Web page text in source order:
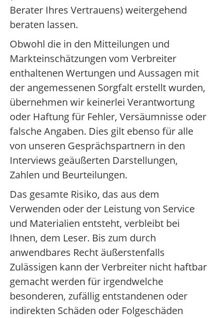
Berater Ihres Vertrauens) weitergehend
beraten lassen.
Obwohl die in den Mitteilungen und
Markteinschätzungen vom Verbreiter
enthaltenen Wertungen und Aussagen mit
der angemessenen Sorgfalt erstellt wurden,
übernehmen wir keinerlei Verantwortung
oder Haftung für Fehler, Versäumnisse oder
falsche Angaben. Dies gilt ebenso für alle
von unseren Gesprächspartnern in den
Interviews geäußerten Darstellungen,
Zahlen und Beurteilungen.
Das gesamte Risiko, das aus dem
Verwenden oder der Leistung von Service
und Materialien entsteht, verbleibt bei
Ihnen, dem Leser. Bis zum durch
anwendbares Recht äußerstenfalls
Zulässigen kann der Verbreiter nicht haftbar
gemacht werden für irgendwelche
besonderen, zufällig entstandenen oder
indirekten Schäden oder Folgeschäden